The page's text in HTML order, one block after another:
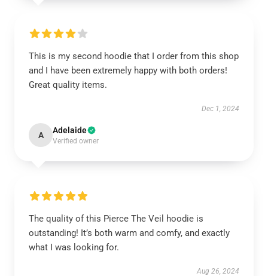
This is my second hoodie that I order from this shop
and I have been extremely happy with both orders!
Great quality items.
Dec 1, 2024
A Adelaide
Verified owner
The quality of this Pierce The Veil hoodie is
outstanding! It’s both warm and comfy, and exactly
what I was looking for.
Aug 26, 2024